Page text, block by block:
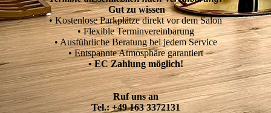
Gut zu wissen
• Kostenlose Parkplätze direkt vor dem Salon
• Flexible Terminvereinbarung
• Ausführliche Beratung bei jedem Service
• Entspannte Atmosphäre garantiert
• EC Zahlung möglich!
Ruf uns an
Tel.: +49 163 3372131